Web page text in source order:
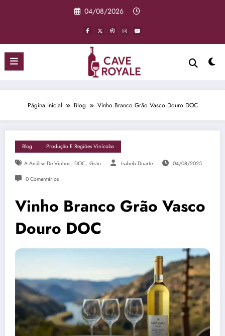
04/08/2026
Página inicial Blog Vinho Branco Grão Vasco Douro DOC
Blog Produção E Regiões Vinícolas
A Análise De Vinhos, DOC, Grão Isabela Duarte 04/08/2025
0 Comentários
Vinho Branco Grão Vasco
Douro DOC